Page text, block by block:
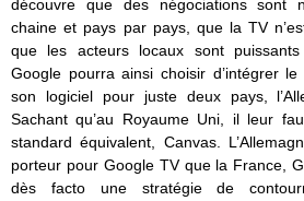
découvre que des négociations sont
chaine et pays par pays, que la TV
que les acteurs locaux sont
Google pourra ainsi choisir d’intégrer
son logiciel pour juste deux pays,
Sachant qu’au Royaume Uni, il leur
standard équivalent, Canvas.
porteur pour Google TV que la France,
dès facto une stratégie de